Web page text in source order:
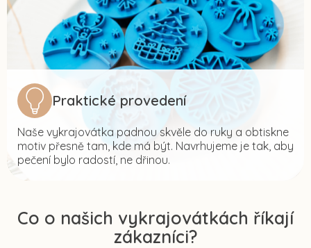
Praktické provedení
Naše vykrajovátka padnou skvěle do ruky a obtiskne
motiv přesně tam, kde má být. Navrhujeme je tak, aby
pečení bylo radostí, ne dřinou.
Co o našich vykrajovátkách říkají
zákazníci?